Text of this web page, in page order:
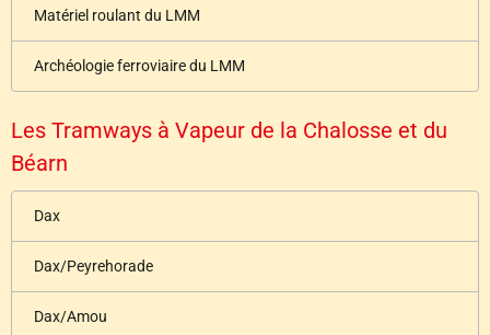
Matériel roulant du LMM
Archéologie ferroviaire du LMM
Les Tramways à Vapeur de la Chalosse et du
Béarn
Dax
Dax/Peyrehorade
Dax/Amou